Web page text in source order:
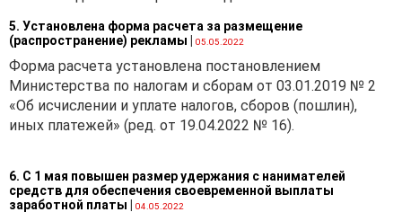
5. Установлена форма расчета за размещение
(распространение) рекламы
05.05.2022
Форма расчета установлена постановлением
Министерства по налогам и сборам от 03.01.2019 № 2
«Об исчислении и уплате налогов, сборов (пошлин),
иных платежей» (ред. от 19.04.2022 № 16).
6. С 1 мая повышен размер удержания с нанимателей
средств для обеспечения своевременной выплаты
заработной платы
04.05.2022